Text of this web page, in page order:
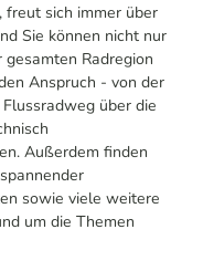
sich immer über
Sie können nicht nur
Radregion
Anspruch - von der
über die
Außerdem finden
sowie viele weitere
um die Themen